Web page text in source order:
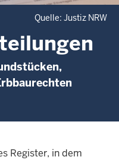
Quelle: Justiz NRW
Register, in dem